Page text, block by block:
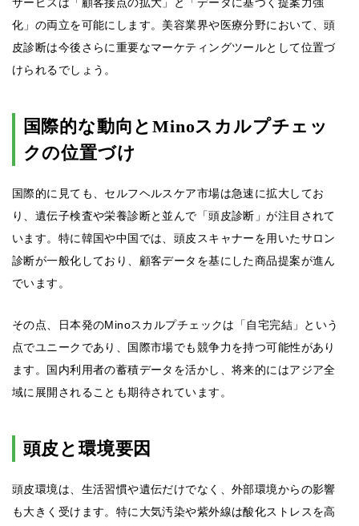
サービスは「顧客接点の拡大」と「データに基づく提案力強
化」の両立を可能にします。美容業界や医療分野において、頭
皮診断は今後さらに重要なマーケティングツールとして位置づ
けられるでしょう。
国際的な動向とMinoスカルプチェッ
クの位置づけ
国際的に見ても、セルフヘルスケア市場は急速に拡大してお
り、遺伝子検査や栄養診断と並んで「頭皮診断」が注目されて
います。特に韓国や中国では、頭皮スキャナーを用いたサロン
診断が一般化しており、顧客データを基にした商品提案が進ん
でいます。
その点、日本発のMinoスカルプチェックは「自宅完結」という
点でユニークであり、国際市場でも競争力を持つ可能性があり
ます。国内利用者の蓄積データを活かし、将来的にはアジア全
域に展開されることも期待されています。
頭皮と環境要因
頭皮環境は、生活習慣や遺伝だけでなく、外部環境からの影響
も大きく受けます。特に大気汚染や紫外線は酸化ストレスを高